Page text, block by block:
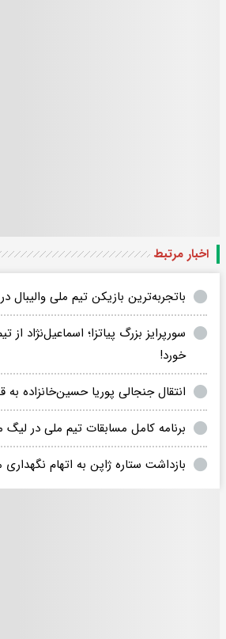
اخبار مرتبط
باتجربه‌ترین بازیکن تیم ملی
سورپرایز بزرگ پیاتزا؛ اسماعیل‌نژاد از
خورد!
انتقال جنجالی پوریا حسین‌خانزاده به
برنامه کامل مسابقات تیم ملی در لیگ
بازداشت ستاره ژاپن به اتهام